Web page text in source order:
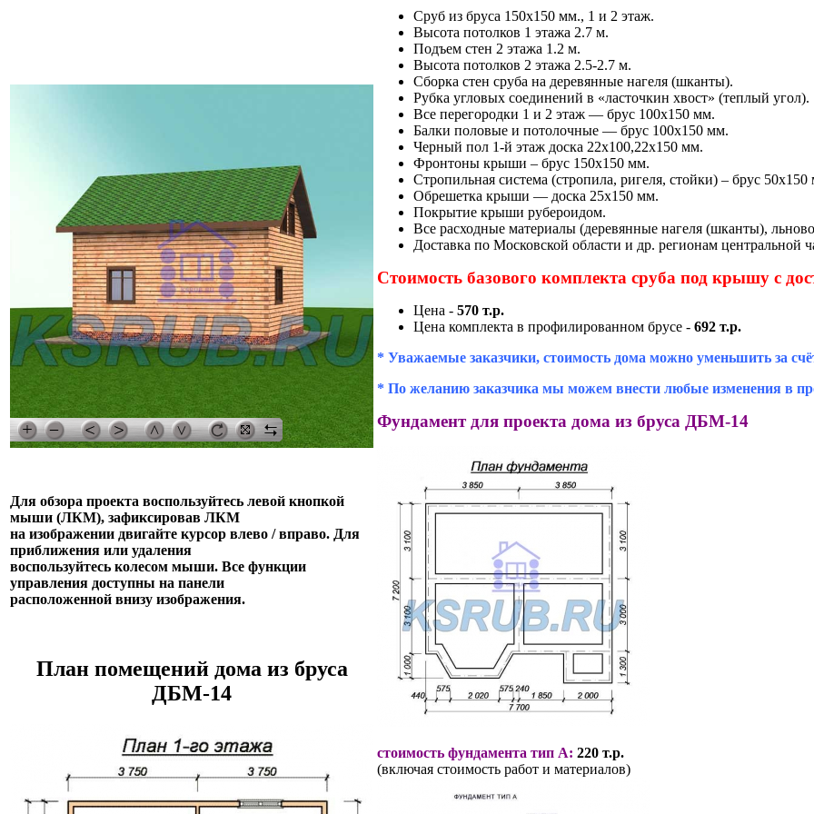
Для обзора проекта воспользуйтесь левой кнопкой
мыши (ЛКМ), зафиксировав ЛКМ
на изображении двигайте курсор влево / вправо. Для
приближения или удаления
воспользуйтесь колесом мыши. Все функции
управления доступны на панели
расположенной внизу изображения.
План помещений дома из бруса
ДБМ-14
Сруб из бруса 150х150 мм., 1 и 2 этаж.
Высота потолков 1 этажа 2.7 м.
Подъем стен 2 этажа 1.2 м.
Высота потолков 2 этажа 2.5-2.7 м.
Сборка стен сруба на деревянные нагеля (шканты).
Рубка угловых соединений в «ласточкин хвост» (теплый угол).
Все перегородки 1 и 2 этаж — брус 100х150 мм.
Балки половые и потолочные — брус 100х150 мм.
Черный пол 1-й этаж доска 22х100,22х150 мм.
Фронтоны крыши – брус 150х150 мм.
Стропильная система (стропила, ригеля, стойки) – брус 50х150
Обрешетка крыши — доска 25х150 мм.
Покрытие крыши рубероидом.
Все расходные материалы (деревянные нагеля (шканты),
Доставка по Московской области и др. регионам центральной
Стоимость базового комплекта сруба под крышу с
Цена - 570 т.р.
Цена комплекта в профилированном брусе - 692 т.р.
* Уважаемые заказчики, стоимость дома можно уменьшить за
* По желанию заказчика мы можем внести любые изменения в
Фундамент для проекта дома из бруса ДБМ-14
стоимость фундамента тип А: 220 т.р.
(включая стоимость работ и материалов)